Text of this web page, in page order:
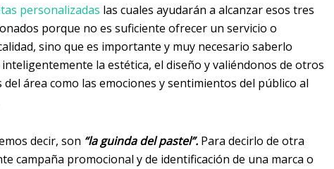
personalizadas las cuales ayudarán a alcanzar esos tres
porque no es suficiente ofrecer un servicio o
sino que es importante y muy necesario saberlo
la estética, el diseño y valiéndonos de otros
área como las emociones y sentimientos del público al
decir, son “la guinda del pastel”. Para decirlo de otra
campaña promocional y de identificación de una marca o